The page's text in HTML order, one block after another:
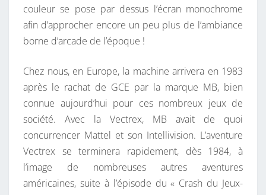
couleur se pose par dessus l’écran monochrome
afin d’approcher encore un peu plus de l’ambiance
borne d’arcade de l’époque !
Chez nous, en Europe, la machine arrivera en 1983
après le rachat de GCE par la marque MB, bien
connue aujourd’hui pour ces nombreux jeux de
société. Avec la Vectrex, MB avait de quoi
concurrencer Mattel et son Intellivision. L’aventure
Vectrex se terminera rapidement, dès 1984, à
l’image de nombreuses autres aventures
américaines, suite à l’épisode du « Crash du Jeux-